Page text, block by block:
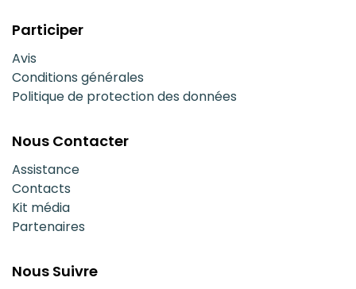
Participer
Avis
Conditions générales
Politique de protection des données
Nous Contacter
Assistance
Contacts
Kit média
Partenaires
Nous Suivre